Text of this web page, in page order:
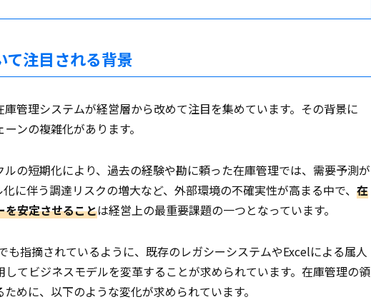
て注目される背景
管理システムが経営層から改めて注目を集めています。その背景に
ンの複雑化があります。
の短期化により、過去の経験や勘に頼った在庫管理では、需要予測が
に伴う調達リスクの増大など、外部環境の不確実性が高まる中で、 在
を安定させることは経営上の最重要課題の一つとなっています。
も指摘されているように、既存のレガシーシステムやExcelによる属人
てビジネスモデルを変革することが求められています。在庫管理の領
めに、以下のような変化が求められています。